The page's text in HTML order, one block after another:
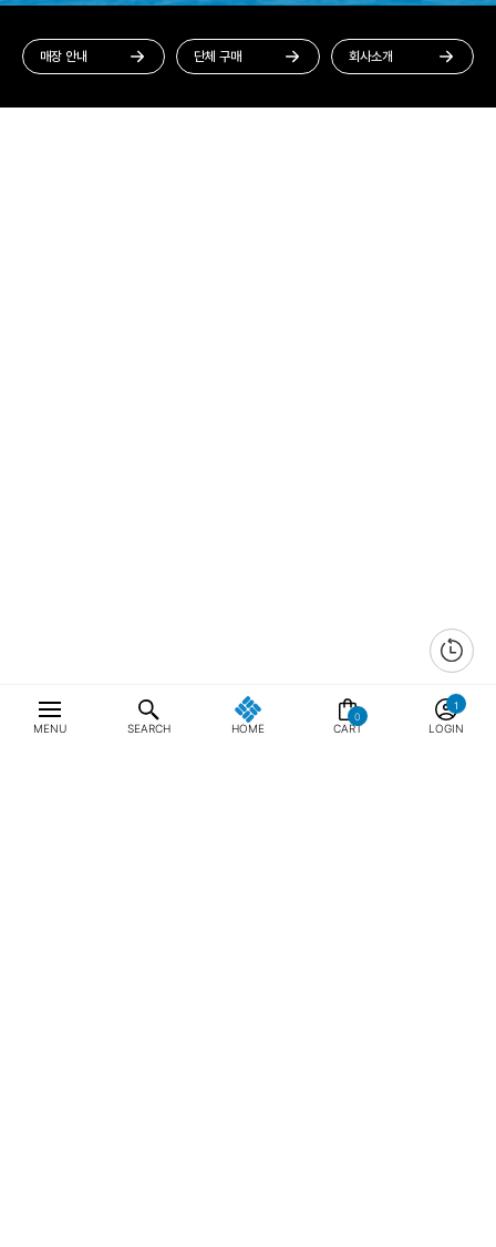
MENU SEARCH HOME
0
CART LOGIN
매장 안내 단체 구매 회사소개